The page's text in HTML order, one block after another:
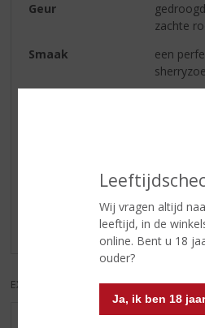
Wij vragen altijd
leeftijd, in de
online. Bent u 18
ouder?
Ja, ik ben 18
Geur
zachte
Smaak
een
Reviews
Er zijn nog geen reviews
EXCL. BTW INCL. BTW